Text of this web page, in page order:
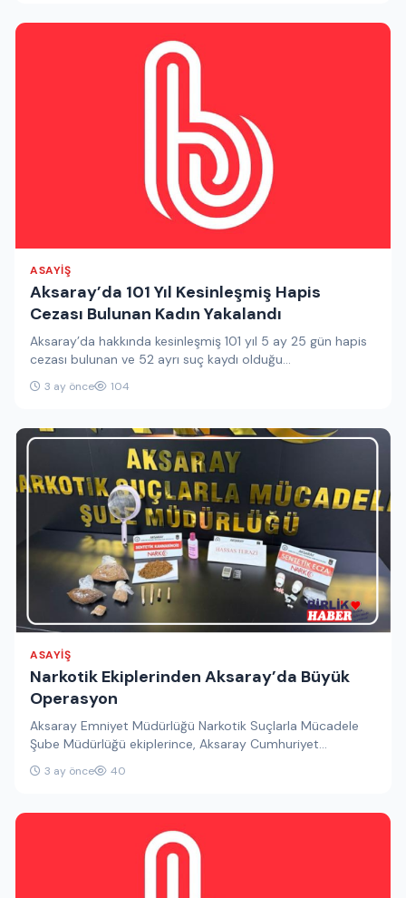
ASAYIŞ
Aksaray’da 101 Yıl Kesinleşmiş Hapis
Cezası Bulunan Kadın Yakalandı
Aksaray’da hakkında kesinleşmiş 101 yıl 5 ay 25 gün hapis
cezası bulunan ve 52 ayrı suç kaydı olduğu…
3 ay önce 104
ASAYIŞ
Narkotik Ekiplerinden Aksaray’da Büyük
Operasyon
Aksaray Emniyet Müdürlüğü Narkotik Suçlarla Mücadele
Şube Müdürlüğü ekiplerince, Aksaray Cumhuriyet
Başsavcılığı talimatları doğrultusunda gerçekleştirilen
operasyonlarda yüklü miktarda…
3 ay önce 40